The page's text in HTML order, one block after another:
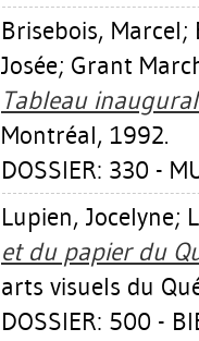
Brisebois, Marcel;
Josée; Grant
Tableau
Montréal, 1992.
DOSSIER: 330 -
Lupien, Jocelyne;
et du papier du
arts visuels du
DOSSIER: 500 -